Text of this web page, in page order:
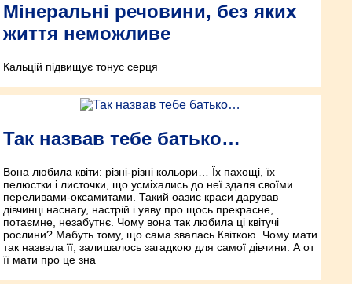
Мінеральні речовини, без яких
життя неможливе
Кальцій підвищує тонус серця
Так назвав тебе батько…
Вона любила квіти: різні-різні кольори… Їх пахощі, їх
пелюстки і листочки, що усміхались до неї здаля своїми
переливами-оксамитами. Такий оазис краси дарував
дівчинці наснагу, настрій і уяву про щось прекрасне,
потаємне, незабутнє. Чому вона так любила ці квітучі
рослини? Мабуть тому, що сама звалась Квіткою. Чому мати
так назвала її, залишалось загадкою для самої дівчини. А от
її мати про це зна